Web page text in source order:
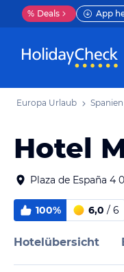
% Deals App
Europa Urlaub
Hotel
Plaza de España 4
100% 6,0 / 6
Hotelübersicht